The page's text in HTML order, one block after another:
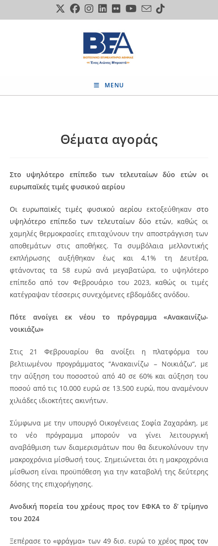
to
MENU
Θέματα αγοράς
Στο υψηλότερο επίπεδο των τελευταίων δύο ετών οι
ευρωπαϊκές τιμές φυσικού αερίου
Οι ευρωπαϊκές τιμές φυσικού αερίου εκτοξεύθηκανστο
υψηλότερο επίπεδο των τελευταίων δύο ετών, καθώς οι
χαμηλές θερμοκρασίες επιταχύνουν την αποστράγγιση των
αποθεμάτων στις αποθήκες. Τα συμβόλαια μελλοντικής
εκπλήρωσης αυξήθηκαν έως και 4,1% τη Δευτέρα,
φτάνοντας τα 58 ευρώ ανά μεγαβατώρα, το υψηλότερο
επίπεδο από τον Φεβρουάριο του 2023, καθώς οι τιμές
κατέγραψαν τέσσερις συνεχόμενες εβδομάδες ανόδου.
Πότε ανοίγει εκ νέου το πρόγραμμα «Ανακαινίζω-
νοικιάζω»
Στις 21 Φεβρουαρίου θα ανοίξει η πλατφόρμα του
βελτιωμένου προγράμματος “Ανακαινίζω – Νοικιάζω“, με
την αύξηση του ποσοστού από 40 σε 60% και αύξηση του
ποσού από τις 10.000 ευρώ σε 13.500 ευρώ, που αναμένουν
χιλιάδες ιδιοκτήτες ακινήτων.
Σύμφωνα με την υπουργό Οικογένειας Σοφία Ζαχαράκη, με
το νέο πρόγραμμα μπορούν να γίνει λειτουργική
αναβάθμιση των διαμερισμάτων που θα διευκολύνουν την
μακροχρόνια μίσθωσή τους. Σημειώνεται ότι η μακροχρόνια
μίσθωση είναι προϋπόθεση για την καταβολή της δεύτερης
δόσης της επιχορήγησης.
Ανοδική πορεία του χρέους προς τον ΕΦΚΑ το δ’ τρίμηνο
του 2024
Ξεπέρασε το «φράγμα» των 49 δισ. ευρώ το χρέος προς τον